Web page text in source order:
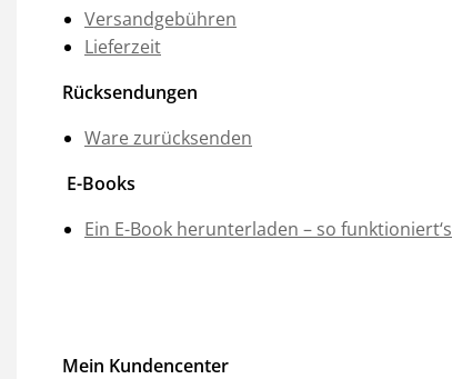
Versandgebühren
Lieferzeit
Rücksendungen
Ware zurücksenden
E-Books
Ein E-Book herunterladen – so funktioniert‘s
Mein Kundencenter